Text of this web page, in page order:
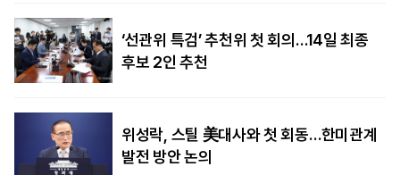
‘선관위 특검’ 추천위 첫 회의…14일 최종
후보 2인 추천
위성락, 스틸 美대사와 첫 회동…한미관계
발전 방안 논의